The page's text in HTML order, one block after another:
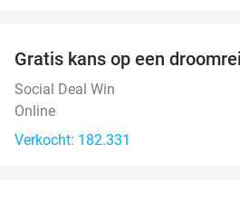
Gratis kans op een
Social Deal Win
Online
Verkocht: 182.331